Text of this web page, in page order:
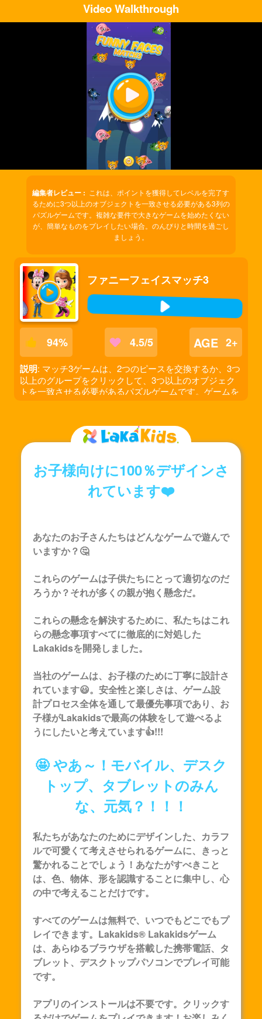
Video Walkthrough
Play
Video
編集者レビュー : これは、ポイントを獲得してレベルを完了す
るために3つ以上のオブジェクトを一致させる必要がある3列の
パズルゲームです。複雑な要件で大きなゲームを始めたくない
が、簡単なものをプレイしたい場合。のんびりと時間を過ごし
ましょう。
ファニーフェイスマッチ3
94% 4.5/5 AGE 2+
説明: マッチ3ゲームは、2つのピースを交換するか、3つ
以上のグループをクリックして、3つ以上のオブジェク
トを一致させる必要があるパズルゲームです。ゲームを
お子様向けに100％デザインさ
れています❤️
あなたのお子さんたちはどんなゲームで遊んで
いますか？🤔
これらのゲームは子供たちにとって適切なのだ
ろうか？それが多くの親が抱く懸念だ。
これらの懸念を解決するために、私たちはこれ
らの懸念事項すべてに徹底的に対処した
Lakakidsを開発しました。
当社のゲームは、お子様のために丁寧に設計さ
れています😃。安全性と楽しさは、ゲーム設
計プロセス全体を通して最優先事項であり、お
子様がLakakidsで最高の体験をして遊べるよ
うにしたいと考えています👍!!!
🤩 やあ～！モバイル、デスク
トップ、タブレットのみん
な、元気？！！！
私たちがあなたのためにデザインした、カラフ
ルで可愛くて考えさせられるゲームに、きっと
驚かれることでしょう！あなたがすべきこと
は、色、物体、形を認識することに集中し、心
の中で考えることだけです。
すべてのゲームは無料で、いつでもどこでもプ
レイできます。Lakakids® Lakakidsゲーム
は、あらゆるブラウザを搭載した携帯電話、タ
ブレット、デスクトップパソコンでプレイ可能
です。
アプリのインストールは不要です。クリックす